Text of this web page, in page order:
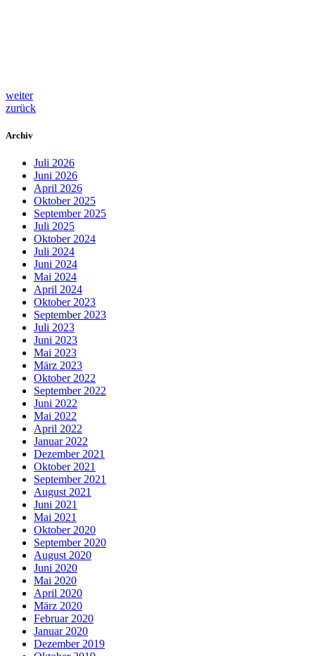
weiter
zurück
Archiv
Juli 2026
Juni 2026
April 2026
Oktober 2025
September 2025
Juli 2025
Oktober 2024
Juli 2024
Juni 2024
Mai 2024
April 2024
Oktober 2023
September 2023
Juli 2023
Juni 2023
Mai 2023
März 2023
Oktober 2022
September 2022
Juni 2022
Mai 2022
April 2022
Januar 2022
Dezember 2021
Oktober 2021
September 2021
August 2021
Juni 2021
Mai 2021
Oktober 2020
September 2020
August 2020
Juni 2020
Mai 2020
April 2020
März 2020
Februar 2020
Januar 2020
Dezember 2019